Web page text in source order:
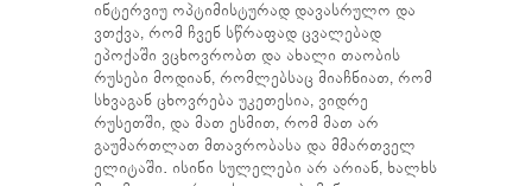
ინტერვიუ ოპტიმისტურად დავასრულო და
ვთქვა, რომ ჩვენ სწრაფად ცვალებად
ეპოქაში ვცხოვრობთ და ახალი თაობის
რუსები მოდიან, რომლებსაც მიაჩნიათ, რომ
სხვაგან ცხოვრება უკეთესია, ვიდრე
რუსეთში, და მათ ესმით, რომ მათ არ
გაუმართლათ მთავრობასა და მმართველ
ელიტაში. ისინი სულელები არ არიან, ხალხს